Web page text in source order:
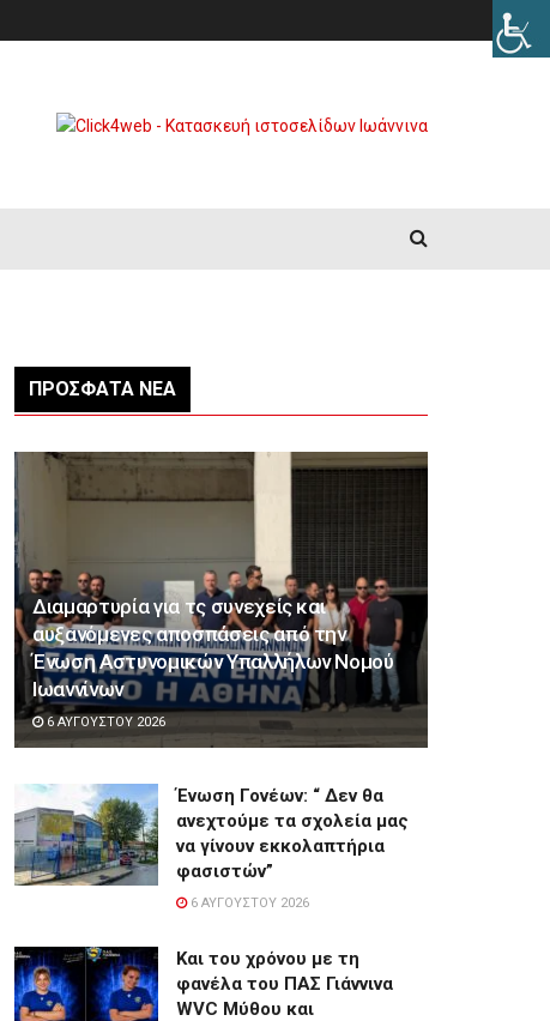
ΠΡΌΣΦΑΤΑ ΝΈΑ
Διαμαρτυρία για τς συνεχείς και
αυξανόμενες αποσπάσεις από την
Ένωση Αστυνομικών Υπαλλήλων Νομού
Ιωαννίνων
6 ΑΥΓΟΎΣΤΟΥ 2026
Ένωση Γονέων: “ Δεν θα
ανεχτούμε τα σχολεία μας
να γίνουν εκκολαπτήρια
φασιστών”
6 ΑΥΓΟΎΣΤΟΥ 2026
Και του χρόνου με τη
φανέλα του ΠΑΣ Γιάννινα
WVC Μύθου και